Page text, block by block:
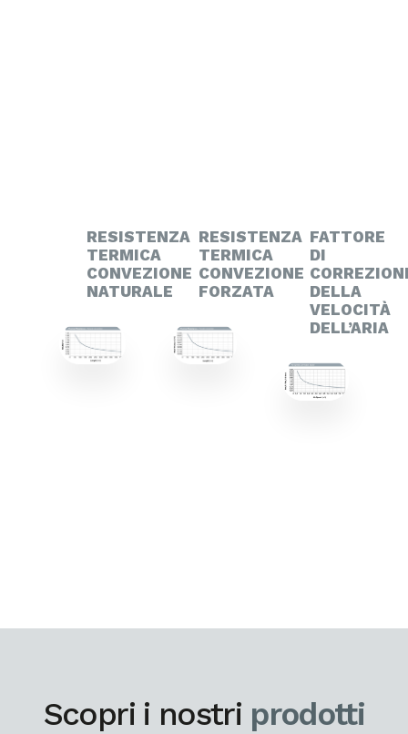
RESISTENZA
TERMICA
CONVEZIONE
NATURALE
RESISTENZA
TERMICA
CONVEZIONE
FORZATA
FATTORE
DI
DELLA
VELOCITÀ
DELL’ARIA
Scopri i nostri prodotti